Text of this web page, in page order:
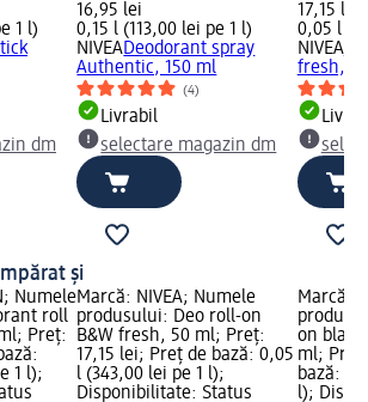
1 l)
dm
16,95 lei
0,15 l (113,00 lei pe 1 l)
NIVEADeodorant spray
Authentic, 150 ml
(4)
Livrabil
selectare magazin dm
17,15 lei
0,05 l
NIVEA
fresh,
și
Numele
roll
Preț:
1 l);
Marcă: NIVEA; Numele
produsului: Deo roll-on
B&W fresh, 50 ml; Preț:
17,15 lei; Preț de bază: 0,05
l (343,00 lei pe 1 l);
Disponibilitate: Status
Marcă:
on
ml;
bază:
l);